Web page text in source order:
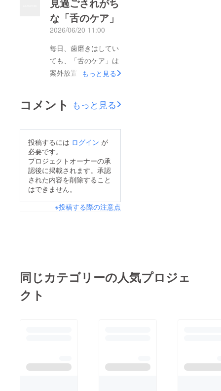
い心地や品質をご確認
いただければ幸いで
す。発送開始まであと
少しです。商品のお届
けを、どうぞ楽しみに
お待ちください。
たしました。皆様から
いただいたご支援や温
かい応援のおかげで、
ここまで進めることが
できました。心より御
礼申し上げます。これ
よりリターンのお届け
まいります。進捗状況
つきましては、活動レ
ポートにて随時ご報告
いたしますので、今し
ばらくお待ちいただけ
ますと幸いです。リ
ターンを安心してお受
け取りいただけるよ
ございました。商品が
見過ごされがち
な「舌のケア」
2026/06/20 11:00
毎日、歯磨きはしてい
ても、「舌のケア」は
案外放置されていま
ご自身の「舌」を見て
みてください。思って
していることに気付く
かもしれません。数
秒、優しく舌をなでる
ようにケアするだけで
感は大きく変わりま
ンレス製を採用してい
ます。シングルタイプ
たオーラルケアもぜひ
もっと見る
コメント もっと見る
投稿するには ログイン が
必要です。
プロジェクトオーナーの承
認後に掲載されます。承認
された内容を削除すること
はできません。
※投稿する際の注意点
同じカテゴリーの人気プロジェ
クト